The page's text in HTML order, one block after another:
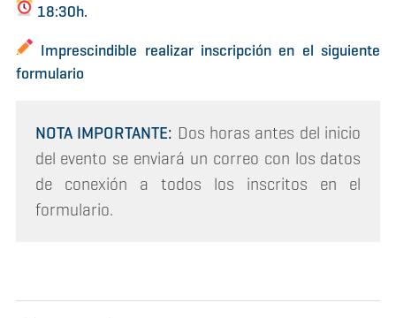
18:30h.
Imprescindible realizar inscripción en el siguiente
formulario
NOTA IMPORTANTE: Dos horas antes del inicio
del evento se enviará un correo con los datos
de conexión a todos los inscritos en el
formulario.